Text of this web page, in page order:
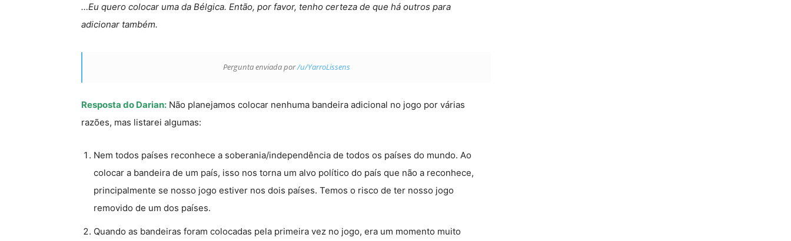
…Eu quero colocar uma da Bélgica. Então, por favor, tenho certeza de que há outros para
adicionar também.
Pergunta enviada por/u/YarroLissens
Resposta do Darian: Não planejamos colocar nenhuma bandeira adicional no jogo por várias
razões, mas listarei algumas:
Nem todos países reconhece a soberania/independência de todos os países do mundo. Ao
colocar a bandeira de um país, isso nos torna um alvo político do país que não a reconhece,
principalmente se nosso jogo estiver nos dois países. Temos o risco de ter nosso jogo
removido de um dos países.
Quando as bandeiras foram colocadas pela primeira vez no jogo, era um momento muito